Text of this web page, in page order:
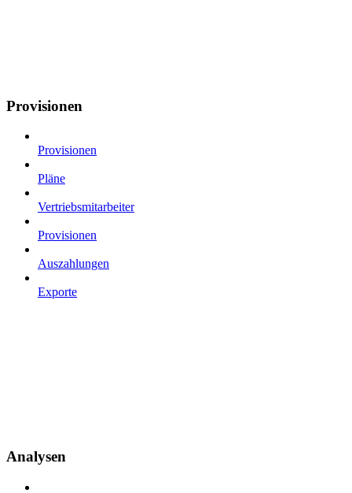
Provisionen
Provisionen
Pläne
Vertriebsmitarbeiter
Provisionen
Auszahlungen
Exporte
Analysen